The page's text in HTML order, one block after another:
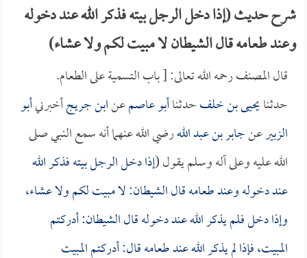
شرح حديث (إذا دخل الرجل بيته فذكر الله عند دخوله
وعند طعامه قال الشيطان لا مبيت لكم ولا عشاء)
قال المصنف رحمه الله تعالى: [ باب التسمية على الطعام.
حدثنايحيى بن خلفحدثناأبو عاصمعنابن جريجأخبرنيأبو
الزبيرعنجابر بن عبد اللهرضي الله عنهما أنه سمع النبي صلى
الله عليه وعلى آله وسلم يقول (إذا دخل الرجل بيته فذكر الله
عند دخوله وعند طعامه قال الشيطان: لا مبيت لكم ولا عشاء،
وإذا دخل فلم يذكر الله عند دخوله قال الشيطان: أدركتم
المبيت، فإذا لم يذكر الله عند طعامه قال: أدركتم المبيت